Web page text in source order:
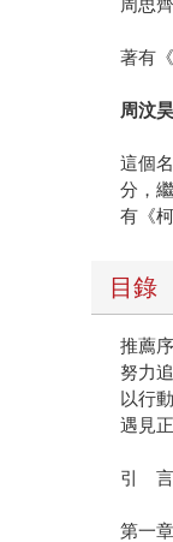
著有
周汶
這個
分，
有《
目錄
推薦序
努力
以行
遇見
引 言
第一